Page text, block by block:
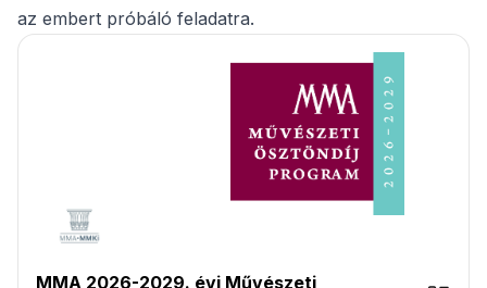
az embert próbáló feladatra.
MMA 2026-2029. évi Művészeti